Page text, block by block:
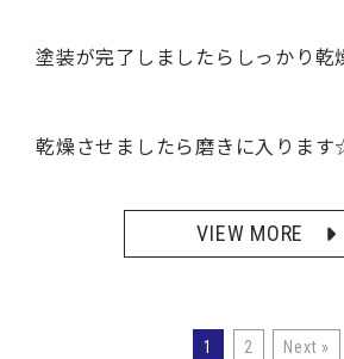
塗装が完了しましたらしっかり乾
乾燥させましたら磨きに入りま
VIEW MORE
1 2 Next »